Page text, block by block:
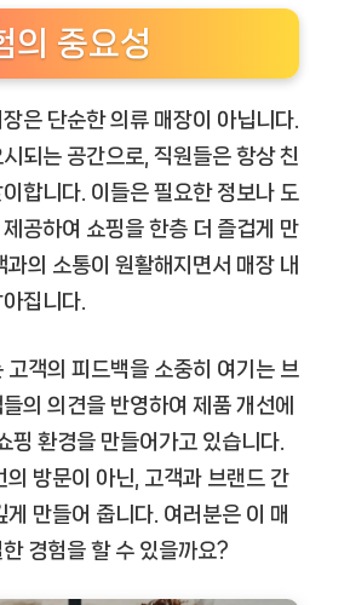
의 중요성
은 단순한 의류 매장이 아닙니다.
되는 공간으로, 직원들은 항상 친
합니다. 이들은 필요한 정보나 도
공하여 쇼핑을 한층 더 즐겁게 만
과의 소통이 원활해지면서 매장 내
집니다.
고객의 피드백을 소중히 여기는 브
의 의견을 반영하여 제품 개선에
핑 환경을 만들어가고 있습니다.
의 방문이 아닌, 고객과 브랜드 간
게 만들어 줍니다. 여러분은 이 매
경험을 할 수 있을까요?